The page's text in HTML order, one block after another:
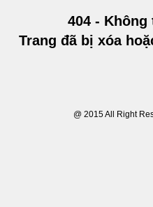
404 -
Trang đã bị xóa
@ 2015 All Right